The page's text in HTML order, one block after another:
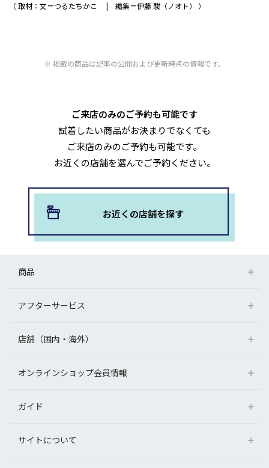
取材：文＝つるたちかこ 編集＝伊藤 駿（ノオト）
掲載の商品は記事の公開および更新時点の情報です。
ご来店のみのご予約も可能です
試着したい商品がお決まりでなくても
ご来店のみのご予約も可能です。
お近くの店舗を選んでご予約ください。
お近くの店舗を探す
商品
アフターサービス
店舗（国内・海外）
オンラインショップ会員情報
ガイド
サイトについて